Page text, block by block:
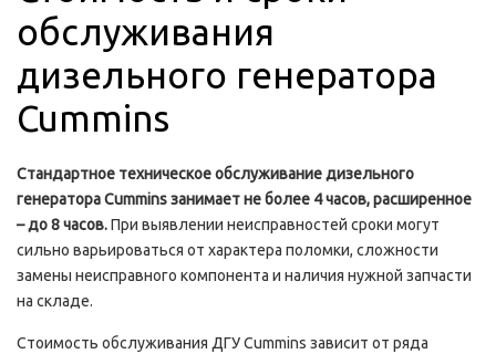
обслуживания
дизельного генератора
Cummins
Стандартное техническое обслуживание дизельного
генератораCummins занимает не более 4 часов, расширенное
– до 8 часов.При выявлении неисправностей сроки могут
сильно варьироваться от характера поломки, сложности
замены неисправного компонента и наличия нужной запчасти
на складе.
Стоимость обслуживания ДГУ Cummins зависит от ряда